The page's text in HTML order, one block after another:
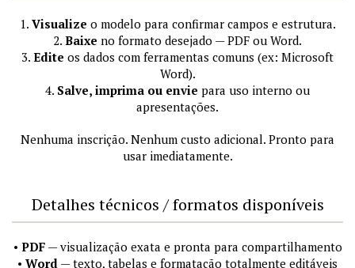
1. Visualize o modelo para confirmar campos e estrutura.
2. Baixe no formato desejado — PDF ou Word.
3. Edite os dados com ferramentas comuns (ex: Microsoft
Word).
4. Salve, imprima ou envie para uso interno ou
apresentações.
Nenhuma inscrição. Nenhum custo adicional. Pronto para
usar imediatamente.
Detalhes técnicos / formatos disponíveis
• PDF— visualização exata e pronta para compartilhamento
• Word — texto, tabelas e formatação totalmente editáveis